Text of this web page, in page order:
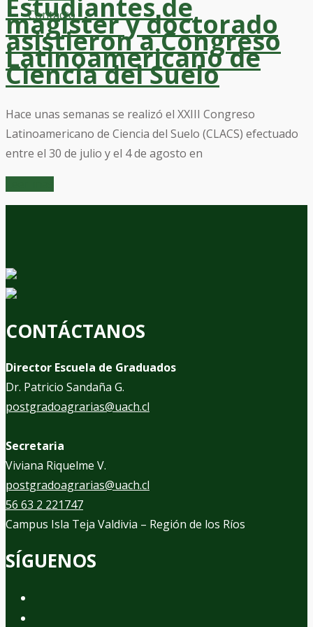
Contacto
Estudiantes de
magíster y doctorado
asistieron a Congreso
Latinoamericano de
Ciencia del Suelo
Hace unas semanas se realizó el XXIII Congreso
Latinoamericano de Ciencia del Suelo (CLACS) efectuado
entre el 30 de julio y el 4 de agosto en
CONTÁCTANOS
Director Escuela de Graduados
Dr. Patricio Sandaña G.
postgradoagrarias@uach.cl
Secretaria
Viviana Riquelme V.
postgradoagrarias@uach.cl
56 63 2 221747
Campus Isla Teja Valdivia – Región de los Ríos
SÍGUENOS